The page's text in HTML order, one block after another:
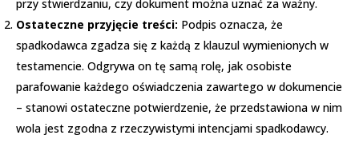
przy stwierdzaniu, czy dokument można uznać za ważny.
Ostateczne przyjęcie treści: Podpis oznacza, że
spadkodawca zgadza się z każdą z klauzul wymienionych w
testamencie. Odgrywa on tę samą rolę, jak osobiste
parafowanie każdego oświadczenia zawartego w dokumencie
– stanowi ostateczne potwierdzenie, że przedstawiona w nim
wola jest zgodna z rzeczywistymi intencjami spadkodawcy.